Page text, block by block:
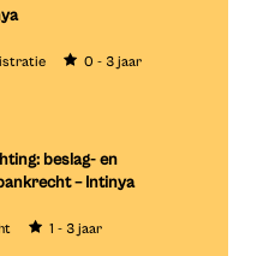
0 - 3 jaar
beslag- en
– Intinya
1 - 3 jaar